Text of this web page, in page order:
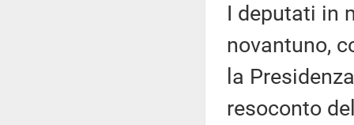
I deputati in
novantuno,
la
resoconto